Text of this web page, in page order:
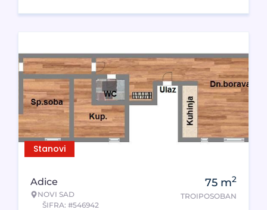
Stanovi
Adice
NOVI SAD
ŠIFRA: #546942
75 m2
TROIPOSOBAN